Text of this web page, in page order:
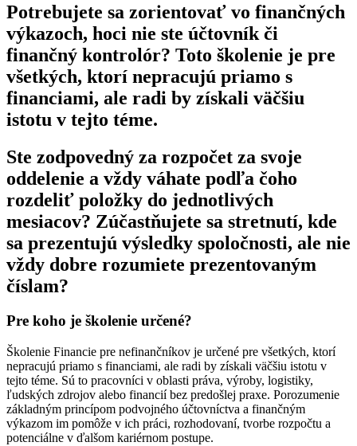
Potrebujete sa zorientovať vo finančných
výkazoch, hoci nie ste účtovník či
finančný kontrolór? Toto školenie je pre
všetkých, ktorí nepracujú priamo s
financiami, ale radi by získali väčšiu
istotu v tejto téme.
Ste zodpovedný za rozpočet za svoje
oddelenie a vždy váhate podľa čoho
rozdeliť položky do jednotlivých
mesiacov? Zúčastňujete sa stretnutí, kde
sa prezentujú výsledky spoločnosti, ale nie
vždy dobre rozumiete prezentovaným
číslam?
Pre koho je školenie určené?
Školenie Financie pre nefinančníkov je určené pre všetkých, ktorí
nepracujú priamo s financiami, ale radi by získali väčšiu istotu v
tejto téme. Sú to pracovníci v oblasti práva, výroby, logistiky,
ľudských zdrojov alebo financií bez predošlej praxe. Porozumenie
základným princípom podvojného účtovníctva a finančným
výkazom im pomôže v ich práci, rozhodovaní, tvorbe rozpočtu a
potenciálne v ďalšom kariérnom postupe.